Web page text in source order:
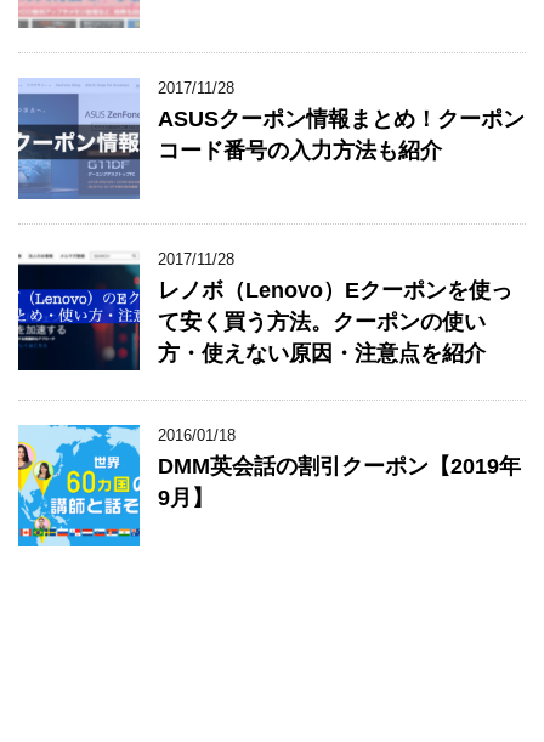
2017/11/28
ASUSクーポン情報まとめ！クーポン
コード番号の入力方法も紹介
2017/11/28
レノボ（Lenovo）Eクーポンを使っ
て安く買う方法。クーポンの使い
方・使えない原因・注意点を紹介
2016/01/18
DMM英会話の割引クーポン【2019年
9月】